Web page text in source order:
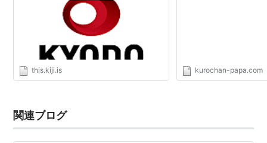
this.kiji.is kurochan-papa.com
関連ブログ